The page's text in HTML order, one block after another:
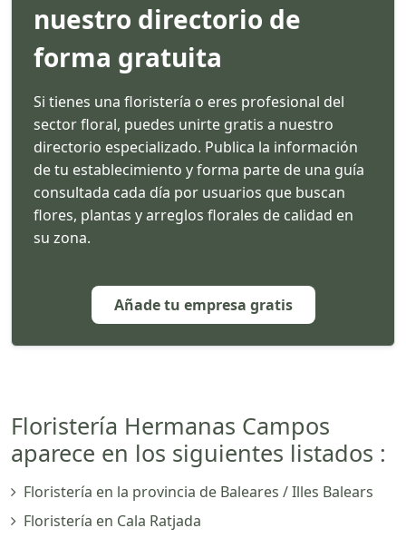
nuestro directorio de
forma gratuita
Si tienes una floristería o eres profesional del
sector floral, puedes unirte gratis a nuestro
directorio especializado. Publica la información
de tu establecimiento y forma parte de una guía
consultada cada día por usuarios que buscan
flores, plantas y arreglos florales de calidad en
su zona.
Añade tu empresa gratis
Floristería Hermanas Campos
aparece en los siguientes listados :
Floristería en la provincia de Baleares / Illes Balears
Floristería en Cala Ratjada